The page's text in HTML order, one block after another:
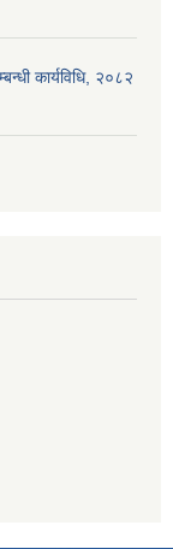
कार्यविधि, २०८२